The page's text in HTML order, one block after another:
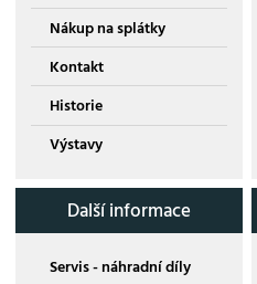
Nákup na splátky
Kontakt
Historie
Výstavy
Další informace
Servis - náhradní díly